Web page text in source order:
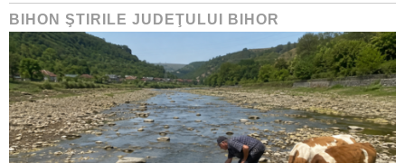
BIHON ŞTIRILE JUDEŢULUI BIHOR